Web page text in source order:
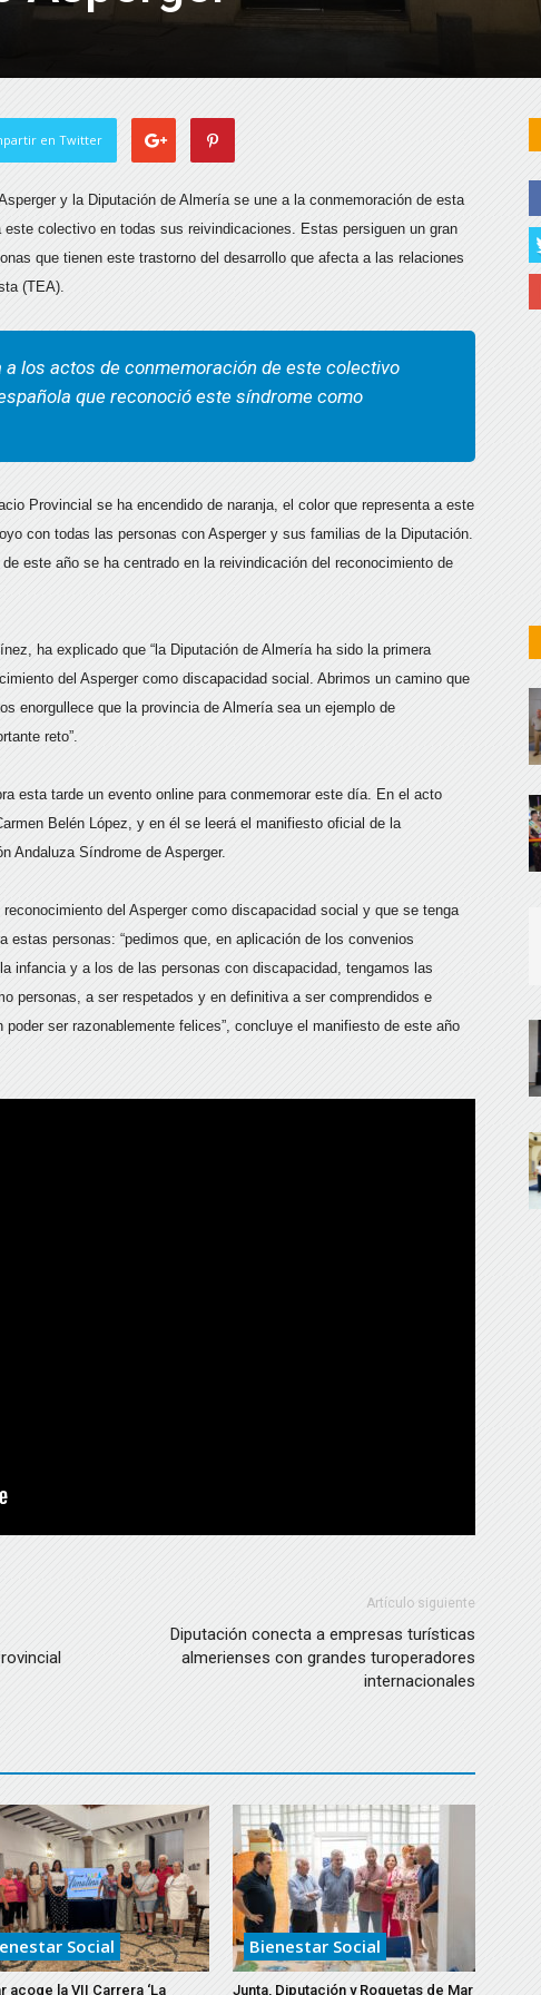
en Twitter
y la Diputación de Almería se une a la conmemoración de esta
colectivo en todas sus reivindicaciones. Estas persiguen un gran
que tienen este trastorno del desarrollo que afecta a las relaciones
(TEA).
los actos de conmemoración de este colectivo
que reconoció este síndrome como
Provincial se ha encendido de naranja, el color que representa a este
con todas las personas con Asperger y sus familias de la Diputación.
este año se ha centrado en la reivindicación del reconocimiento de
ha explicado que “la Diputación de Almería ha sido la primera
del Asperger como discapacidad social. Abrimos un camino que
enorgullece que la provincia de Almería sea un ejemplo de
reto”.
esta tarde un evento online para conmemorar este día. En el acto
Belén López, y en él se leerá el manifiesto oficial de la
Andaluza Síndrome de Asperger.
del Asperger como discapacidad social y que se tenga
estas personas: “pedimos que, en aplicación de los convenios
infancia y a los de las personas con discapacidad, tengamos las
personas, a ser respetados y en definitiva a ser comprendidos e
ser razonablemente felices”, concluye el manifiesto de este año
Artículo siguiente
Diputación conecta a empresas turísticas
almerienses con grandes turoperadores
internacionales
Social
acoge la VII Carrera ‘La
Bienestar Social
Junta, Diputación y Roquetas de Mar